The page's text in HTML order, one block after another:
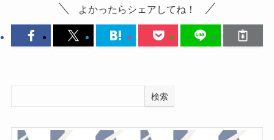
よかったらシェアしてね！
検索